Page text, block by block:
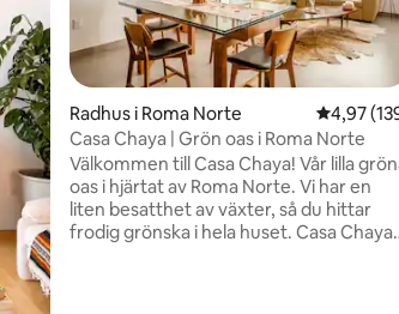
Radhus i Roma Norte 4,97 av 5
4,97
Casa Chaya | Grön oas i Roma Norte
Välkommen till Casa Chaya! Vår lilla gröna
oas i hjärtat av Roma Norte. Vi har en
liten besatthet av växter, så du hittar
frodig grönska i hela huset. Casa Chaya